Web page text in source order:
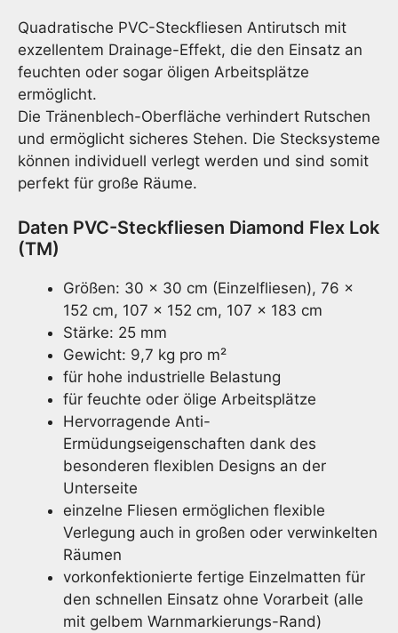
Quadratische PVC-Steckfliesen Antirutsch mit
exzellentem Drainage-Effekt, die den Einsatz an
feuchten oder sogar öligen Arbeitsplätze
ermöglicht.
Die Tränenblech-Oberfläche verhindert Rutschen
und ermöglicht sicheres Stehen. Die Stecksysteme
können individuell verlegt werden und sind somit
perfekt für große Räume.
Daten PVC-Steckfliesen Diamond Flex Lok
(TM)
Größen: 30 x 30 cm (Einzelfliesen), 76 x
152 cm, 107 x 152 cm, 107 x 183 cm
Stärke: 25 mm
Gewicht: 9,7 kg pro m²
für hohe industrielle Belastung
für feuchte oder ölige Arbeitsplätze
Hervorragende Anti-
Ermüdungseigenschaften dank des
besonderen flexiblen Designs an der
Unterseite
einzelne Fliesen ermöglichen flexible
Verlegung auch in großen oder verwinkelten
Räumen
vorkonfektionierte fertige Einzelmatten für
den schnellen Einsatz ohne Vorarbeit (alle
mit gelbem Warnmarkierungs-Rand)